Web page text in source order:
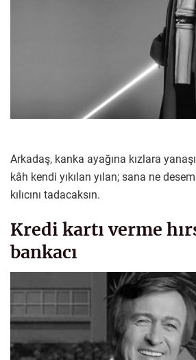
Arkadaş, kanka ayağına kızlara
kâh kendi yıkılan yılan; sana ne
kılıcını tadacaksın.
Kredi kartı verme
bankacı